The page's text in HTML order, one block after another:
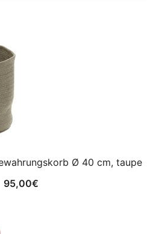
Ø 40 cm, taupe
95,00€